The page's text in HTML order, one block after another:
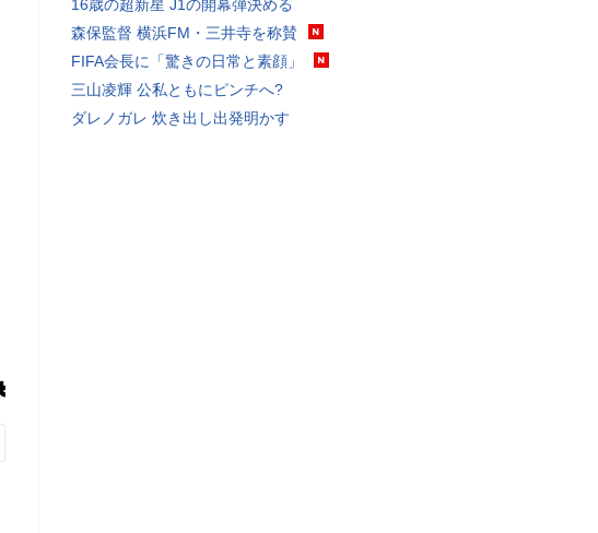
16歳の超新星 J1の開幕弾決める
森保監督 横浜FM・三井寺を称賛
FIFA会長に「驚きの日常と素顔」
三山凌輝 公私ともにピンチへ?
ダレノガレ 炊き出し出発明かす